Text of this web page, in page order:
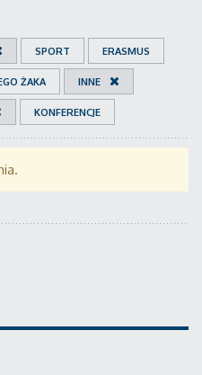
SPORT ERASMUS
ŻAKA INNE
KONFERENCJE